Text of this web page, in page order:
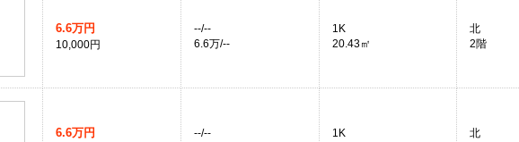
6.6万円
10,000円
--/--
6.6万/--
1K
20.43㎡
北
2階
6.6万円
--/--
1K
北